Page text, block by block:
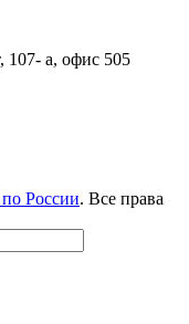
107- а, офис 505
по России. Все права